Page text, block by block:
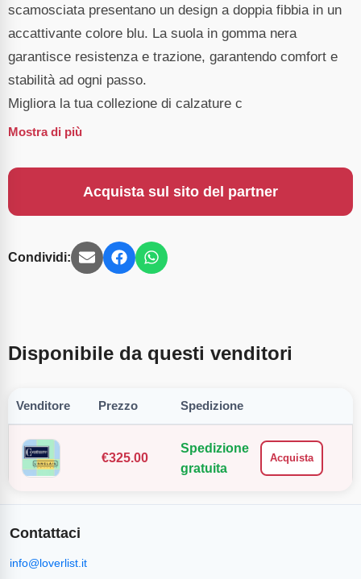
scamosciata presentano un design a doppia fibbia in un
accattivante colore blu. La suola in gomma nera
garantisce resistenza e trazione, garantendo comfort e
stabilità ad ogni passo.
Migliora la tua collezione di calzature c
Mostra di più
Acquista sul sito del partner
Condividi:
Disponibile da questi venditori
Venditore Prezzo Spedizione
€325.00
Spedizione
gratuita
Acquista
Contattaci
info@loverlist.it